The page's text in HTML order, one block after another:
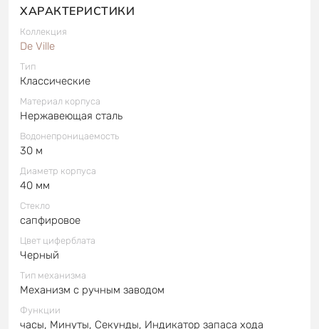
ХАРАКТЕРИСТИКИ
Коллекция
De Ville
Тип
Классические
Материал корпуса
Нержавеющая сталь
Водонепроницаемость
30 м
Диаметр корпуса
40 мм
Стекло
сапфировое
Цвет циферблата
Черный
Тип механизма
Механизм с ручным заводом
Функции
часы, Минуты, Секунды, Индикатор запаса хода